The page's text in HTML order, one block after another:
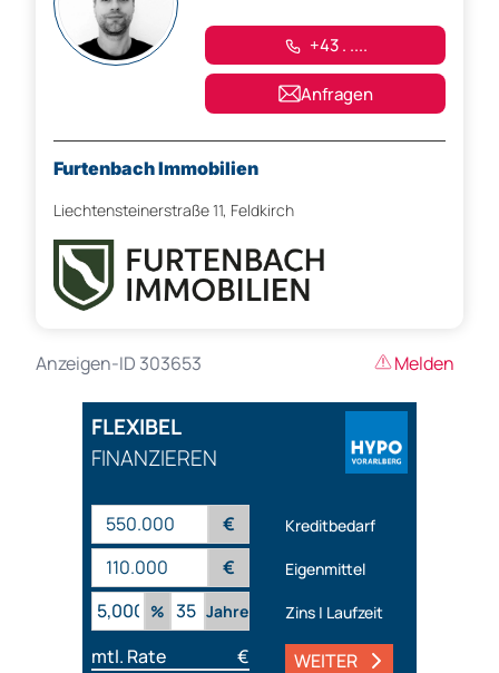
+43 . ....
Anfragen
Furtenbach Immobilien
Liechtensteinerstraße 11, Feldkirch
Anzeigen-ID 303653 Melden
FLEXIBEL
FINANZIEREN
€ Kreditbedarf
€
Eigenmittel
%
Jahre Zins | Laufzeit
mtl. Rate € WEITER